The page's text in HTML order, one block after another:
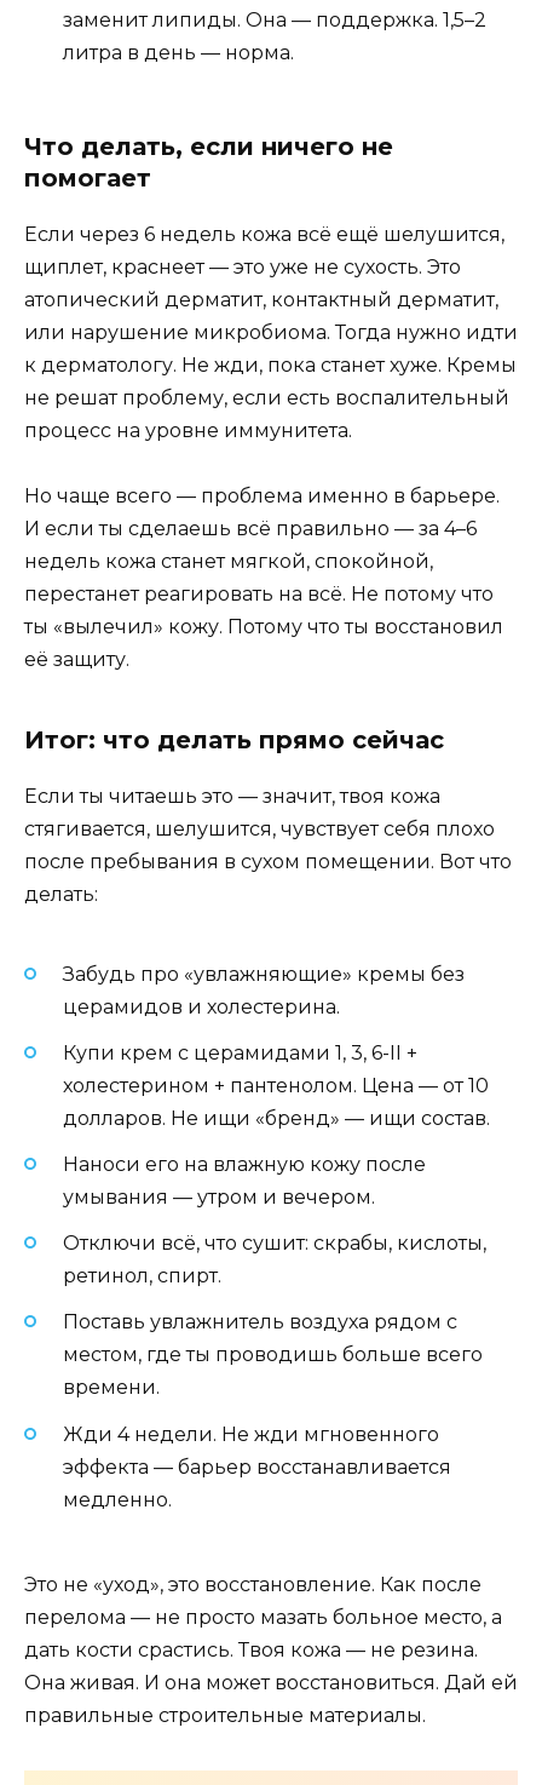
заменит липиды. Она — поддержка. 1,5–2
литра в день — норма.
Что делать, если ничего не
помогает
Если через 6 недель кожа всё ещё шелушится,
щиплет, краснеет — это уже не сухость. Это
атопический дерматит, контактный дерматит,
или нарушение микробиома. Тогда нужно идти
к дерматологу. Не жди, пока станет хуже. Кремы
не решат проблему, если есть воспалительный
процесс на уровне иммунитета.
Но чаще всего — проблема именно в барьере.
И если ты сделаешь всё правильно — за 4–6
недель кожа станет мягкой, спокойной,
перестанет реагировать на всё. Не потому что
ты «вылечил» кожу. Потому что ты восстановил
её защиту.
Итог: что делать прямо сейчас
Если ты читаешь это — значит, твоя кожа
стягивается, шелушится, чувствует себя плохо
после пребывания в сухом помещении. Вот что
делать:
Забудь про «увлажняющие» кремы без
церамидов и холестерина.
Купи крем с церамидами 1, 3, 6-II +
холестерином + пантенолом. Цена — от 10
долларов. Не ищи «бренд» — ищи состав.
Наноси его на влажную кожу после
умывания — утром и вечером.
Отключи всё, что сушит: скрабы, кислоты,
ретинол, спирт.
Поставь увлажнитель воздуха рядом с
местом, где ты проводишь больше всего
времени.
Жди 4 недели. Не жди мгновенного
эффекта — барьер восстанавливается
медленно.
Это не «уход», это восстановление. Как после
перелома — не просто мазать больное место, а
дать кости срастись. Твоя кожа — не резина.
Она живая. И она может восстановиться. Дай ей
правильные строительные материалы.